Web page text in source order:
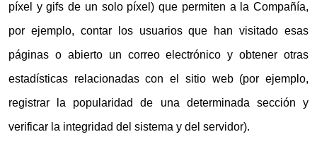
píxel y gifs de un solo píxel) que permiten a la Compañía,
por ejemplo, contar los usuarios que han visitado esas
páginas o abierto un correo electrónico y obtener otras
estadísticas relacionadas con el sitio web (por ejemplo,
registrar la popularidad de una determinada sección y
verificar la integridad del sistema y del servidor).